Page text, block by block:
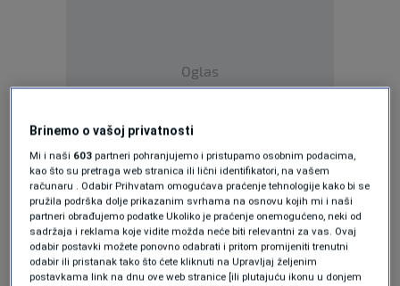
Oglas
Eurofoundovo istraživanje pokazuje da 45
posto Hrvata jedva podmiruju svoje osnovne
troškove te da, gledajući cijelu Europsku uniju,
Brinemo o vašoj privatnosti
Mi i naši 603 partneri pohranjujemo i pristupamo osobnim podacima,
kao što su pretraga web stranica ili lični identifikatori, na vašem
računaru . Odabir Prihvatam omogućava praćenje tehnologije kako bi se
pružila podrška dolje prikazanim svrhama na osnovu kojih mi i naši
partneri obrađujemo podatke Ukoliko je praćenje onemogućeno, neki od
sadržaja i reklama koje vidite možda neće biti relevantni za vas. Ovaj
odabir postavki možete ponovno odabrati i pritom promijeniti trenutni
odabir ili pristanak tako što ćete kliknuti na Upravljaj željenim
postavkama link na dnu ove web stranice [ili plutajuću ikonu u donjem